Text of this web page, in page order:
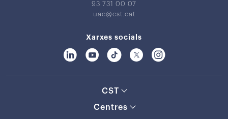
93 731 00 07
uac@cst.cat
Xarxes socials
CST
Centres